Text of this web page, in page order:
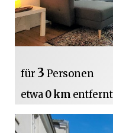
für 3 Personen
etwa0 km entfernt